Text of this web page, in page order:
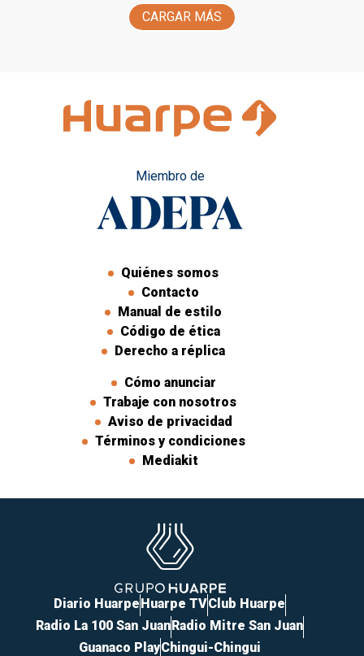
CARGAR MÁS
Miembro de
Quiénes somos
Contacto
Manual de estilo
Código de ética
Derecho a réplica
Cómo anunciar
Trabaje con nosotros
Aviso de privacidad
Términos y condiciones
Mediakit
Diario HuarpeHuarpe TVClub Huarpe
Radio La 100 San JuanRadio Mitre San Juan
Guanaco PlayChingui-Chingui